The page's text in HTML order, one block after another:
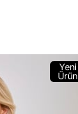
Yeni
Ürün